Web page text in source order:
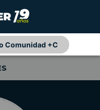
Comunidad +C